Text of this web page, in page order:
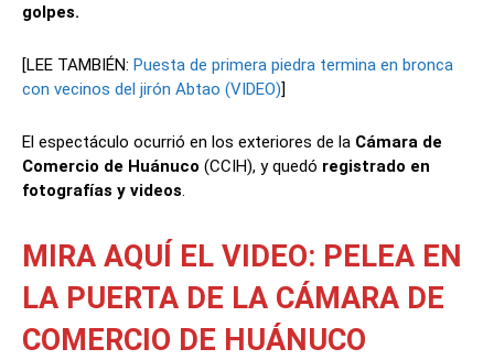
golpes.
[LEE TAMBIÉN: Puesta de primera piedra termina en bronca
con vecinos del jirón Abtao (VIDEO)]
El espectáculo ocurrió en los exteriores de la Cámara de
Comercio de Huánuco (CCIH), y quedó registrado en
fotografías y videos.
MIRA AQUÍ EL VIDEO: PELEA EN
LA PUERTA DE LA CÁMARA DE
COMERCIO DE HUÁNUCO